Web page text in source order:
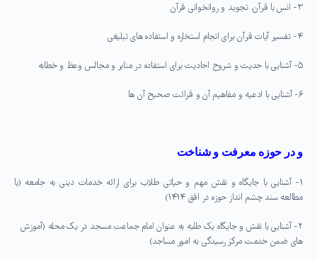
۳- انس با قرآن، تجوید و روانخوانی قرآن
۴- تفسیر آیات قرآن برای انجام استخاره و استفاده های تبلیغی
۵- آشنایی با حدیث و شروح احادیث برای استفاده در منابر و مجالس وعظ و خطابه
۶- آشنایی با ادعیه و مفاهیم آن و قرائت صحیح آن ها
و در حوزه معرفت و شناخت
۱-
آشنایی با جایگاه و نقش مهم و حیاتی طلاب برای ارائه خدمات دینی به جامعه (با
مطالعه سند چشم انداز حوزه در افق ۱۴۱۴)
۲- آشنایی با نقش و جایگاه یک طلبه به عنوان امام جماعت مسجد در یک محله (آموزش
های ضمن خدمت مرکز رسیدگی به امور مساجد)